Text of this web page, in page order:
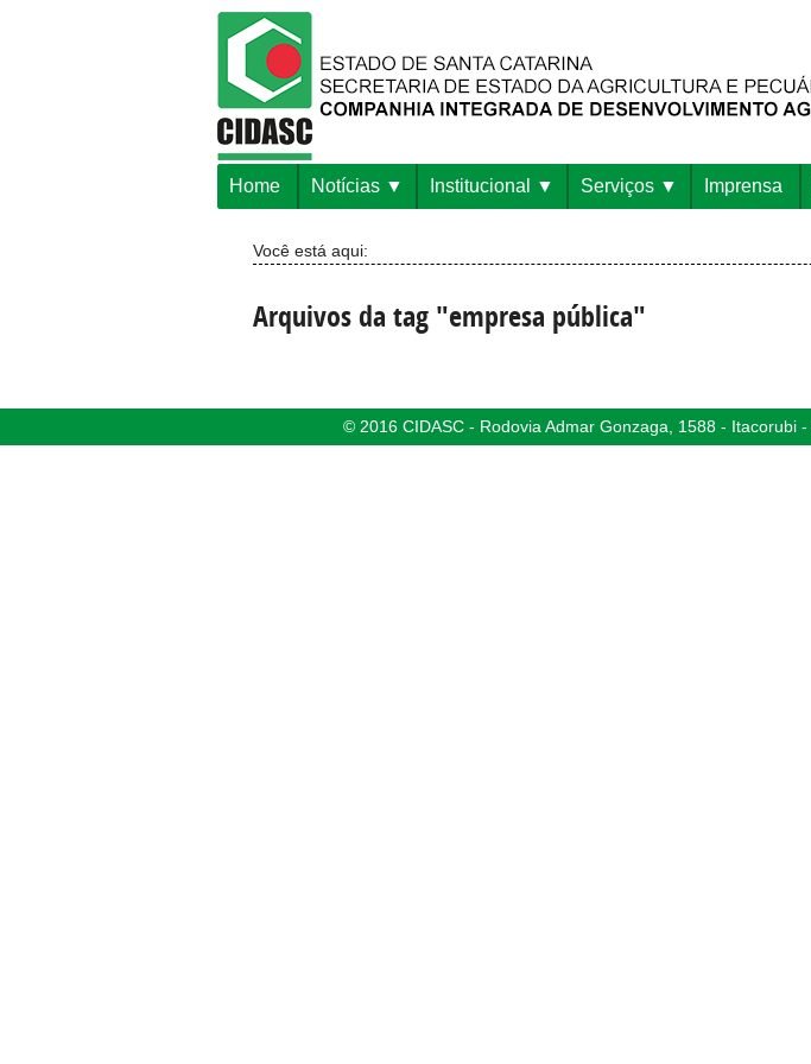
Home Notícias Institucional Serviços Imprensa
Você está aqui:
Arquivos da tag "empresa pública"
© 2016 CIDASC - Rodovia Admar Gonzaga, 1588 -